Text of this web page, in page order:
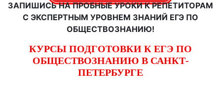
ЗАПИШИСЬ НА ПРОБНЫЕ УРОКИ К РЕПЕТИТОРАМ
С ЭКСПЕРТНЫМ УРОВНЕМ ЗНАНИЙ ЕГЭ ПО
ОБЩЕСТВОЗНАНИЮ!
КУРСЫ ПОДГОТОВКИ К ЕГЭ ПО
ОБЩЕСТВОЗНАНИЮ В САНКТ-
ПЕТЕРБУРГЕ